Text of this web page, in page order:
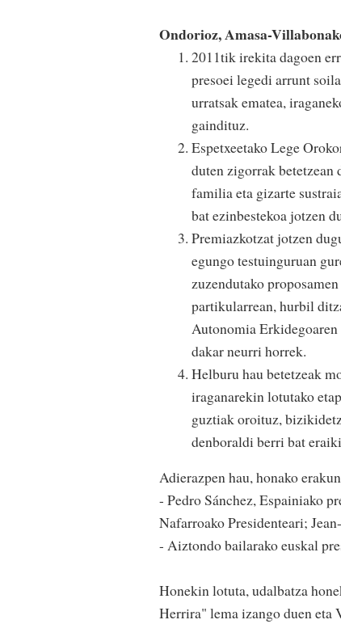
Ondorioz, Amasa-
2011tik irekita dagoen
presoei legedi arrunt
urratsak ematea,
gaindituz.
Espetxeetako Lege
duten zigorrak betetzean
familia eta gizarte
bat ezinbestekoa jotzen
Premiazkotzat jotzen
egungo testuinguruan
zuzendutako
partikularrean, hurbil
Autonomia Erkidegoaren
dakar neurri horrek.
Helburu hau betetzeak
iraganarekin lotutako
guztiak oroituz,
denboraldi berri bat
Adierazpen hau, honako
- Pedro Sánchez, Espainiako
Nafarroako Presidenteari;
- Aiztondo bailarako euskal
Honekin lotuta, udalbatza
Herrira" lema izango duen